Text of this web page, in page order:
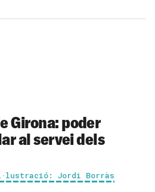
Girona: poder
al servei dels
Jordi Borràs